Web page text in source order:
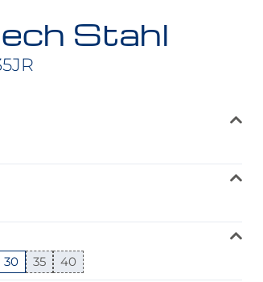
Stahl
30 35
40